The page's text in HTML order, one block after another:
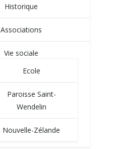
Historique
Associations
Vie sociale
Ecole
Paroisse Saint-
Wendelin
Nouvelle-Zélande